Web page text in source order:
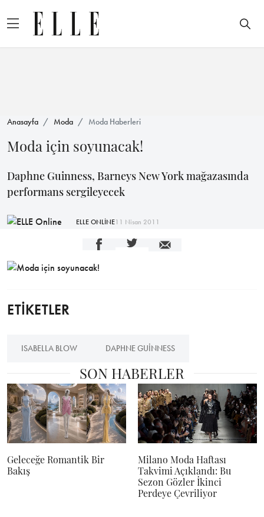
Anasayfa Moda Moda Haberleri
Moda için soyunacak!
Daphne Guinness, Barneys New York mağazasında
performans sergileyecek
ELLE ONLİNE11 Nisan 2011
ETİKETLER
ISABELLA BLOW DAPHNE GUINNESS
SON HABERLER
Geleceğe Romantik Bir
Bakış
Milano Moda Haftası
Takvimi Açıklandı: Bu
Sezon Gözler İkinci
Perdeye Çevriliyor